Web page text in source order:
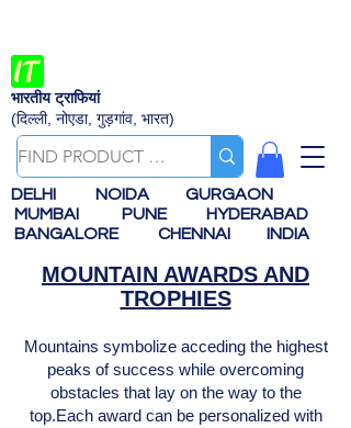
भारतीय ट्राफियां
(दिल्ली, नोएडा, गुड़गांव, भारत)
DELHI NOIDA
GURGAON
MUMBAI
PUNE
HYDERABAD
BANGALORE
CHENNAI INDIA
MOUNTAIN AWARDS AND
TROPHIES
Mountains symbolize acceding the highest
peaks of success while overcoming
obstacles that lay on the way to the
top.Each award can be personalized with